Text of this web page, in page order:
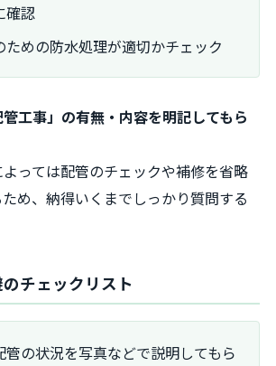
確認
ための防水処理が適切かチェック
工事」の有無・内容を明記してもら
っては配管のチェックや補修を省略
め、納得いくまでしっかり質問する
チェックリスト
管の状況を写真などで説明してもら